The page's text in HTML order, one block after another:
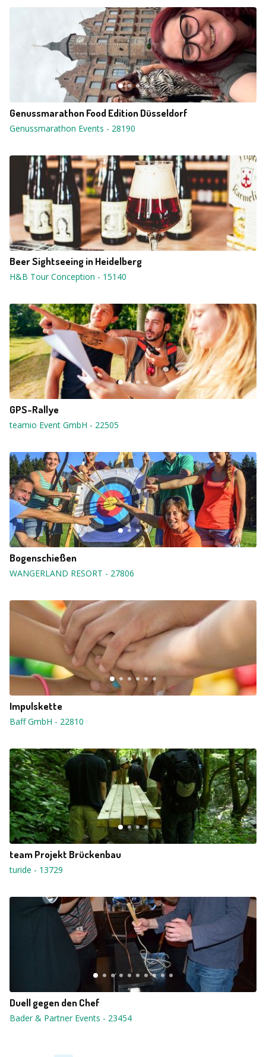
Genussmarathon Food Edition Düsseldorf
Genussmarathon Events - 28190
Beer Sightseeing in Heidelberg
H&B Tour Conception - 15140
GPS-Rallye
teamio Event GmbH - 22505
Bogenschießen
WANGERLAND RESORT - 27806
Impulskette
Baff GmbH - 22810
team Projekt Brückenbau
turide - 13729
Duell gegen den Chef
Bader & Partner Events - 23454